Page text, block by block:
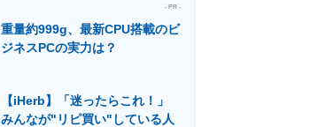
マーケ×ITの今がよく分かる
- PR -
重量約999g、最新CPU搭載のビ
ジネスPCの実力は？
【iHerb】「迷ったらこれ！」
みんなが"リピ買い"している人